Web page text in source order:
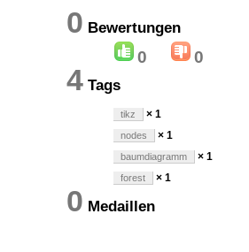
0 Bewertungen
0 0
4 Tags
tikz × 1
nodes × 1
baumdiagramm × 1
forest × 1
0 Medaillen